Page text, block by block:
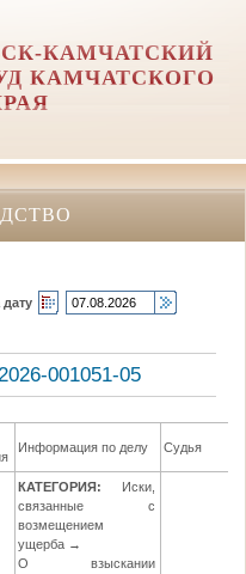
КАМЧАТСКИЙ
КАМЧАТСКОГО
001051-05
Информация по делу Судья
КАТЕГОРИЯ:
Иски,
связанные с
возмещением
ущерба →
О взыскании